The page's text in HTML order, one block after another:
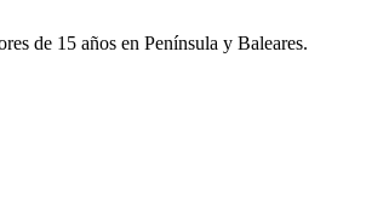
de 15 años en Península y Baleares.